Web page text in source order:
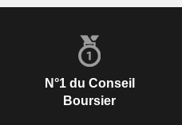
N°1 du Conseil
Boursier